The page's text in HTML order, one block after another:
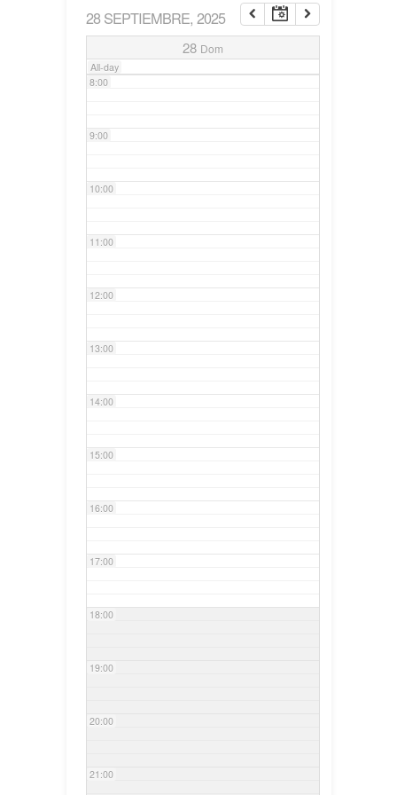
28 SEPTIEMBRE, 2025
28 Dom
All-day
7:00
8:00
9:00
10:00
11:00
12:00
13:00
14:00
15:00
16:00
17:00
18:00
19:00
20:00
21:00